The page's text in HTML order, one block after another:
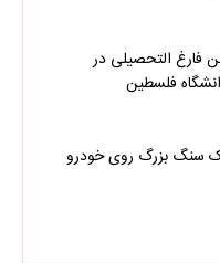
فارغ التحصیلی در
فلسطین
سنگ بزرگ روی خودرو